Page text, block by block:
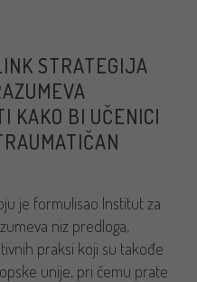
STRATEGIJA
KAKO BI UČENICI
je formulisao Institut za
niz predloga,
praksi koji su takođe
unije, pri čemu prate